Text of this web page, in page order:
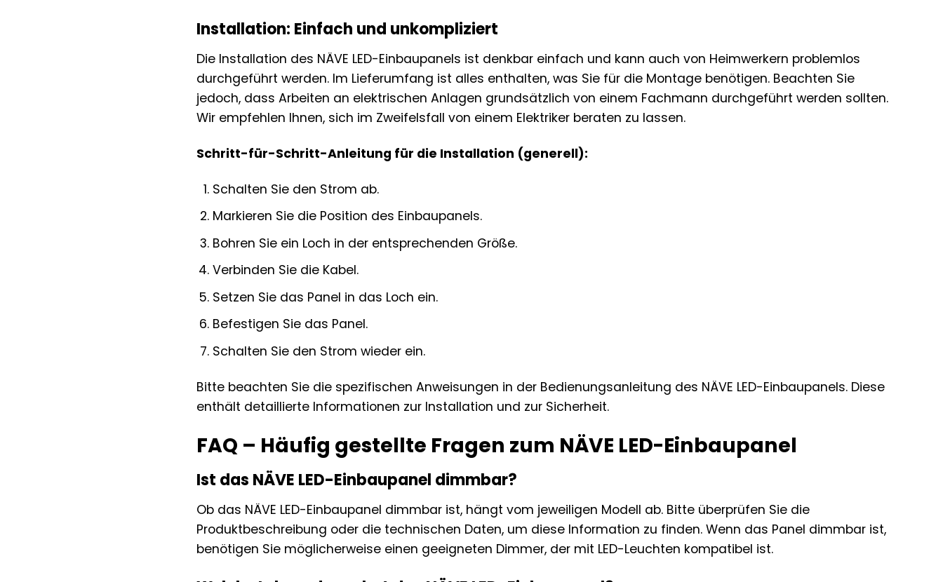
Installation: Einfach und unkompliziert
Die Installation des NÄVE LED-Einbaupanels ist denkbar einfach und kann auch von Heimwerkern problemlos
durchgeführt werden. Im Lieferumfang ist alles enthalten, was Sie für die Montage benötigen. Beachten Sie
jedoch, dass Arbeiten an elektrischen Anlagen grundsätzlich von einem Fachmann durchgeführt werden sollten.
Wir empfehlen Ihnen, sich im Zweifelsfall von einem Elektriker beraten zu lassen.
Schritt-für-Schritt-Anleitung für die Installation (generell):
Schalten Sie den Strom ab.
Markieren Sie die Position des Einbaupanels.
Bohren Sie ein Loch in der entsprechenden Größe.
Verbinden Sie die Kabel.
Setzen Sie das Panel in das Loch ein.
Befestigen Sie das Panel.
Schalten Sie den Strom wieder ein.
Bitte beachten Sie die spezifischen Anweisungen in der Bedienungsanleitung des NÄVE LED-Einbaupanels. Diese
enthält detaillierte Informationen zur Installation und zur Sicherheit.
FAQ – Häufig gestellte Fragen zum NÄVE LED-Einbaupanel
Ist das NÄVE LED-Einbaupanel dimmbar?
Ob das NÄVE LED-Einbaupanel dimmbar ist, hängt vom jeweiligen Modell ab. Bitte überprüfen Sie die
Produktbeschreibung oder die technischen Daten, um diese Information zu finden. Wenn das Panel dimmbar ist,
benötigen Sie möglicherweise einen geeigneten Dimmer, der mit LED-Leuchten kompatibel ist.